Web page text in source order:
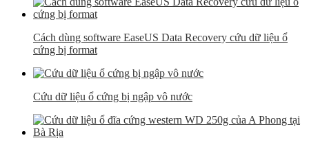
Cách dùng software EaseUS Data Recovery cứu dữ liệu ổ
cứng bị format
Cứu dữ liệu ổ cứng bị ngập vô nước